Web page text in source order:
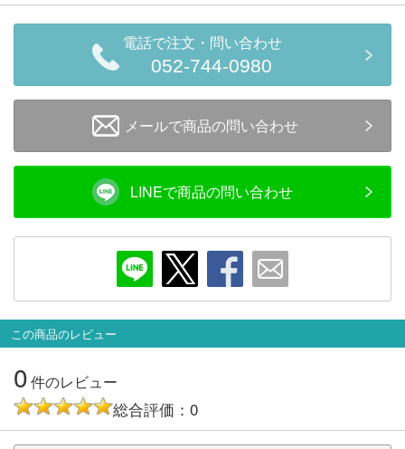
お気に入りリスト
新規会員登録
会員ランクについて
レビューについて
© 2026 Mid Japan, Inc.
電話で注文・問い合わせ
052-744-0980
メールで商品の問い合わせ
LINEで商品の問い合わせ
この商品のレビュー
0件のレビュー
総合評価：0